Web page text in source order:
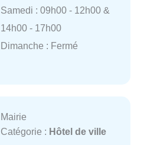
Samedi : 09h00 - 12h00 &
14h00 - 17h00
Dimanche : Fermé
Mairie
Catégorie : Hôtel de ville